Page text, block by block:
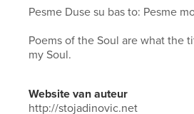
Pesme Duse su bas to: Pesme
Poems of the Soul are what the
my Soul.
Website van auteur
http://stojadinovic.net